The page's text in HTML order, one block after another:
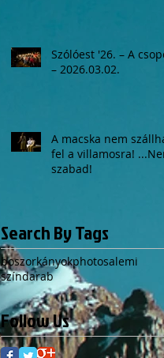
Szólóest '26. – A
– 2026.03.02.
A macska nem
fel a villamosra!
szabad!
Search By Tags
boszorkányokphotosalemi
színdarab
Follow Us